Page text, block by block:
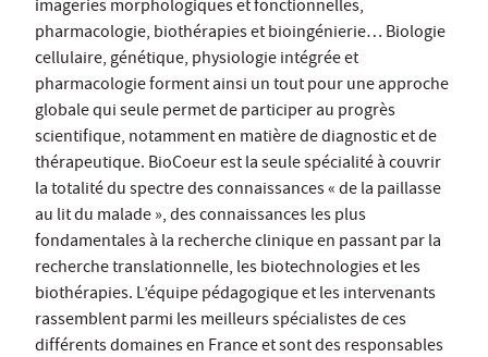
imageries morphologiques et fonctionnelles,
pharmacologie, biothérapies et bioingénierie… Biologie
cellulaire, génétique, physiologie intégrée et
pharmacologie forment ainsi un tout pour une approche
globale qui seule permet de participer au progrès
scientifique, notamment en matière de diagnostic et de
thérapeutique. BioCoeur est la seule spécialité à couvrir
la totalité du spectre des connaissances « de la paillasse
au lit du malade », des connaissances les plus
fondamentales à la recherche clinique en passant par la
recherche translationnelle, les biotechnologies et les
biothérapies. L’équipe pédagogique et les intervenants
rassemblent parmi les meilleurs spécialistes de ces
différents domaines en France et sont des responsables